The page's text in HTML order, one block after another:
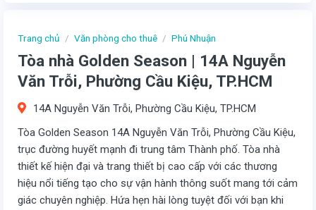
Trang chủ / Văn phòng cho thuê / Phú Nhuận
Tòa nhà Golden Season | 14A Nguyễn
Văn Trỗi, Phường Cầu Kiệu, TP.HCM
14A Nguyễn Văn Trỗi, Phường Cầu Kiệu, TP.HCM
Tòa Golden Season 14A Nguyễn Văn Trỗi, Phường Cầu Kiệu,
trục đường huyết mạnh đi trung tâm Thành phố. Tòa nhà
thiết kế hiện đại và trang thiết bị cao cấp với các thương
hiệu nổi tiếng tạo cho sự vận hành thông suốt mang tới cảm
giác chuyên nghiệp. Hứa hẹn hài lòng tuyệt đối với bạn khi